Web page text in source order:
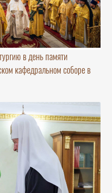
в день памяти
кафедральном соборе в